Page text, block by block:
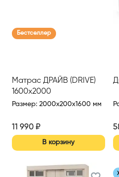
Бестселлер
Матрас ДРАЙВ (DRIVE)
1600х2000
Размер: 2000x200x1600 мм
11 990 ₽
В корзину